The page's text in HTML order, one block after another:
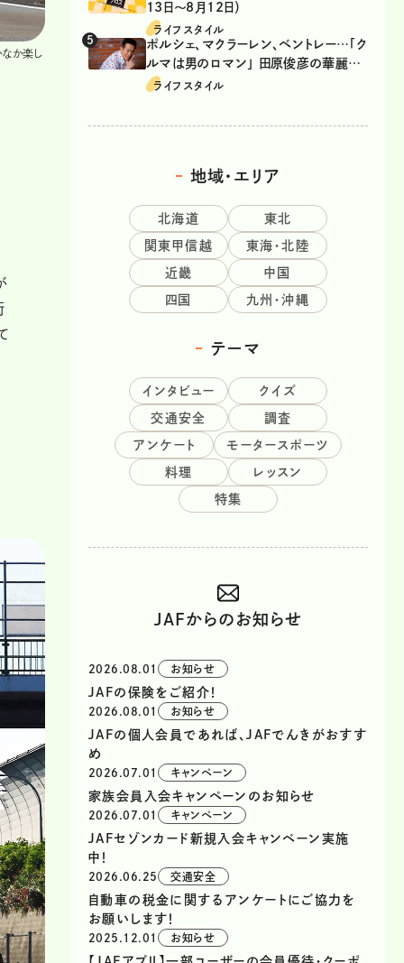
か楽し
13日～8月12日）
ライフスタイル
ポルシェ、マクラーレン、ベントレー…「ク
ルマは男のロマン」 田原俊彦の華麗な
る愛車遍歴
ライフスタイル
地域・エリア
北海道 東北
関東甲信越 東海・北陸
近畿 中国
四国 九州・沖縄
テーマ
インタビュー クイズ
交通安全 調査
アンケート モータースポーツ
料理 レッスン
特集
JAFからのお知らせ
2026.08.01 お知らせ
JAFの保険をご紹介！
2026.08.01 お知らせ
JAFの個人会員であれば、JAFでんきがおすす
め
2026.07.01 キャンペーン
家族会員入会キャンペーンのお知らせ
2026.07.01 キャンペーン
JAFセゾンカード新規入会キャンペーン実施
中！
2026.06.25 交通安全
自動車の税金に関するアンケートにご協力を
お願いします！
2025.12.01 お知らせ